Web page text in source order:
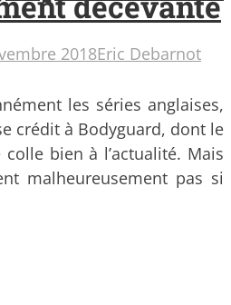
2018Eric Debarnot
les séries anglaises,
crédit à Bodyguard, dont le
bien à l’actualité. Mais
malheureusement pas si